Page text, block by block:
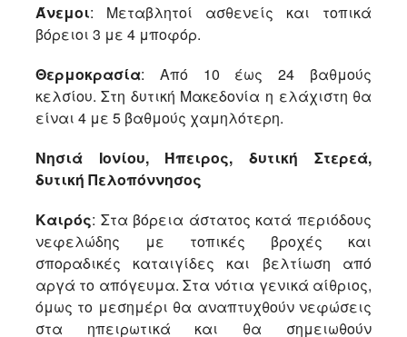
Άνεμοι: Μεταβλητοί ασθενείς και τοπικά
βόρειοι 3 με 4 μποφόρ.
Θερμοκρασία: Από 10 έως 24 βαθμούς
κελσίου. Στη δυτική Μακεδονία η ελάχιστη θα
είναι 4 με 5 βαθμούς χαμηλότερη.
Νησιά Ιονίου, Ήπειρος, δυτική Στερεά,
δυτική Πελοπόννησος
Καιρός: Στα βόρεια άστατος κατά περιόδους
νεφελώδης με τοπικές βροχές και
σποραδικές καταιγίδες και βελτίωση από
αργά το απόγευμα. Στα νότια γενικά αίθριος,
όμως το μεσημέρι θα αναπτυχθούν νεφώσεις
στα ηπειρωτικά και θα σημειωθούν